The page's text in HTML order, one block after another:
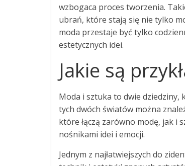
wzbogaca proces tworzenia.
ubrań, które stają się nie tylko
moda przestaje być tylko
estetycznych idei.
Jakie są
Moda i sztuka to dwie dziedziny,
tych dwóch światów można
które łączą zarówno modę, jak i
nośnikami idei i emocji.
Jednym z najłatwiejszych do